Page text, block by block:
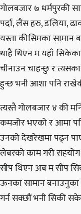
गोलबजार ७ धर्मपुरकी
पर्दा, लैस हरु, डलिया,
यस्ता कीसिमका सामान
थाहै थिएन म यहाँ
चीनाउन चाहन्छु र
हुन्छ भनी आशा पनि
त्यस्तै गोलबजार ४ की
कमजोर भएको र आमा
उनको देखरेखमा पढ्न
लेबरको काम गरी
सीप थिएन अब म सीप
ऊनका सामान
गर्न सक्छौं भनी सिकी